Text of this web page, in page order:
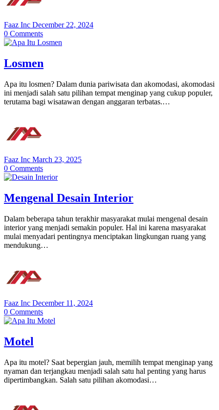
Faaz Inc December 22, 2024
0 Comments
Losmen
Apa itu losmen? Dalam dunia pariwisata dan akomodasi, akomodasi
ini menjadi salah satu pilihan tempat menginap yang cukup populer,
terutama bagi wisatawan dengan anggaran terbatas.…
Faaz Inc March 23, 2025
0 Comments
Mengenal Desain Interior
Dalam beberapa tahun terakhir masyarakat mulai mengenal desain
interior yang menjadi semakin populer. Hal ini karena masyarakat
mulai menyadari pentingnya menciptakan lingkungan ruang yang
mendukung…
Faaz Inc December 11, 2024
0 Comments
Motel
Apa itu motel? Saat bepergian jauh, memilih tempat menginap yang
nyaman dan terjangkau menjadi salah satu hal penting yang harus
dipertimbangkan. Salah satu pilihan akomodasi…